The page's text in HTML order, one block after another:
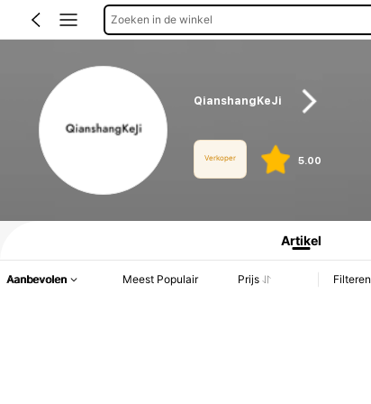
Zoeken in de winkel
QianshangKeJi
Verkoper 5.00
Productinformatie: Prijsopenbaring, Verkoop- en Voorraadgegevens.
Artikel
Aanbevolen Meest Populair Prijs Filteren